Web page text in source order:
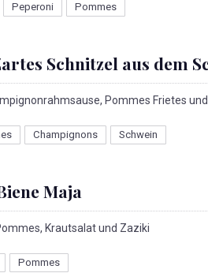
Peperoni Pommes
Schnitzel aus dem
Pommes Frietes
Champignons Schwein
Maja
Krautsalat und Zaziki
Pommes